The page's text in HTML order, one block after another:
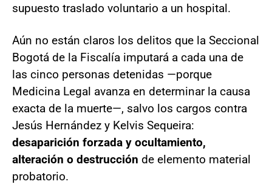
supuesto traslado voluntario a un hospital.
Aún no están claros los delitos que la Seccional
Bogotá de la Fiscalía imputará a cada una de
las cinco personas detenidas —porque
Medicina Legal avanza en determinar la causa
exacta de la muerte—, salvo los cargos contra
Jesús Hernández y Kelvis Sequeira:
desaparición forzada y ocultamiento,
alteración o destrucción de elemento material
probatorio.